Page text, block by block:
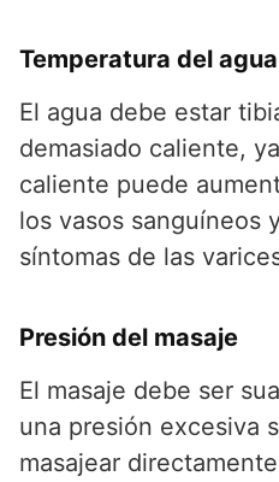
Temperatura del agua
El agua debe estar
demasiado caliente,
caliente puede
los vasos sanguíneos
síntomas de las
Presión del masaje
El masaje debe ser
una presión excesiva
masajear